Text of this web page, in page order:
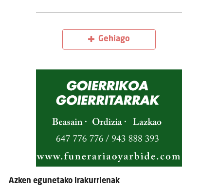
Gehiago
Azken egunetako irakurrienak